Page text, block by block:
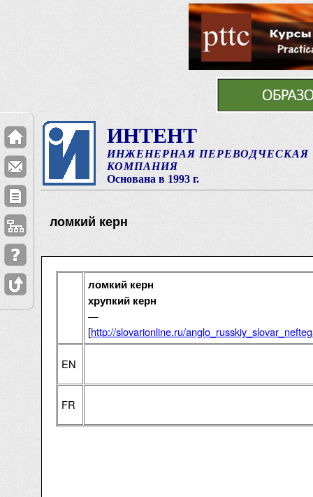
ИНТЕНТ
ИНЖЕНЕРНАЯ ПЕРЕВОДЧЕСКАЯ
КОМПАНИЯ
Основана в 1993 г.
ломкий керн
ломкий керн
хрупкий керн
—
[http://slovarionline.ru/
EN
FR